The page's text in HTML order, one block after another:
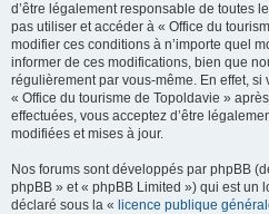
d’être légalement responsable de toutes
pas utiliser et accéder à « Office du
modifier ces conditions à n’importe quel
informer de ces modifications, bien que
régulièrement par vous-même. En effet,
« Office du tourisme de Topoldavie »
effectuées, vous acceptez d’être
modifiées et mises à jour.
Nos forums sont développés par phpBB
phpBB » et « phpBB Limited ») qui est un
déclaré sous la « licence publique